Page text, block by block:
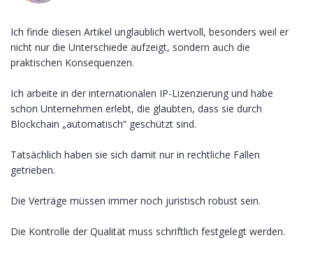
Ich finde diesen Artikel unglaublich wertvoll, besonders weil er
nicht nur die Unterschiede aufzeigt, sondern auch die
praktischen Konsequenzen.
Ich arbeite in der internationalen IP-Lizenzierung und habe
schon Unternehmen erlebt, die glaubten, dass sie durch
Blockchain „automatisch“ geschützt sind.
Tatsächlich haben sie sich damit nur in rechtliche Fallen
getrieben.
Die Verträge müssen immer noch juristisch robust sein.
Die Kontrolle der Qualität muss schriftlich festgelegt werden.